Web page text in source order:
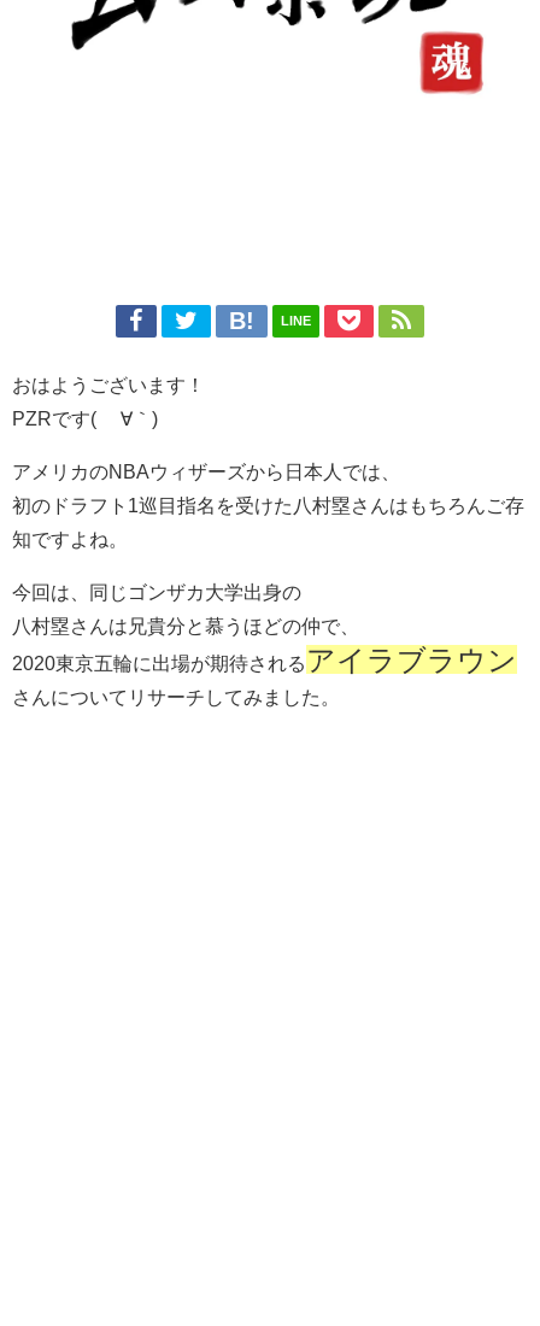
LINE
おはようございます！
PZRです( ´∀｀)
アメリカのNBAウィザーズから日本人では、
初のドラフト1巡目指名を受けた八村塁さんはもちろんご存
知ですよね。
今回は、同じゴンザカ大学出身の
八村塁さんは兄貴分と慕うほどの仲で、
2020東京五輪に出場が期待される アイラブラウン
さんについてリサーチしてみました。